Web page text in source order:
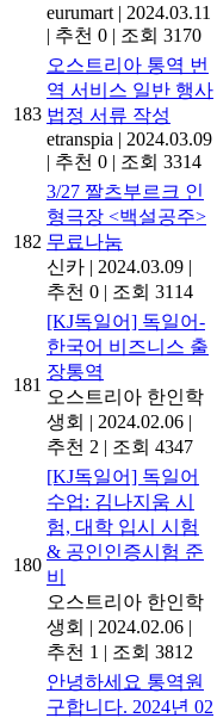
eurumart | 2024.03.11
| 추천 0 | 조회 3170
183
오스트리아 통역 번
역 서비스 일반 행사
법정 서류 작성
etranspia | 2024.03.09
| 추천 0 | 조회 3314
182
3/27 짤츠부르크 인
형극장 <백설공주>
무료나눔
신카 | 2024.03.09 |
추천 0 | 조회 3114
181
[KJ독일어] 독일어-
한국어 비즈니스 출
장통역
오스트리아 한인학
생회 | 2024.02.06 |
추천 2 | 조회 4347
180
[KJ독일어] 독일어
수업: 김나지움 시
험, 대학 입시 시험
& 공인인증시험 준
비
오스트리아 한인학
생회 | 2024.02.06 |
추천 1 | 조회 3812
안녕하세요 통역원
구합니다. 2024년 02